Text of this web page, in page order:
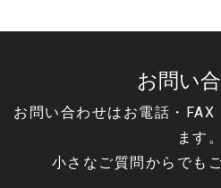
お問い
お問い合わせはお電話・FAX
ます。
小さなご質問からでも